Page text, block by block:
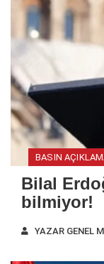
BASIN
Bilal
bilmiyor!
YAZAR GENEL